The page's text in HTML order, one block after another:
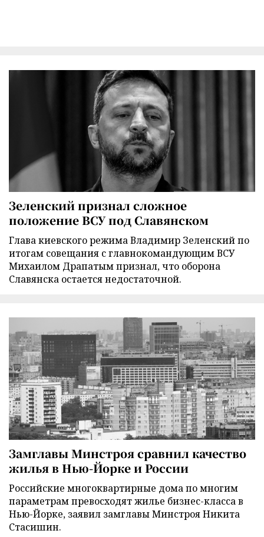
Зеленский признал сложное
положение ВСУ под Славянском
Глава киевского режима Владимир Зеленский по
итогам совещания с главнокомандующим ВСУ
Михаилом Драпатым признал, что оборона
Славянска остается недостаточной.
Замглавы Минстроя сравнил качество
жилья в Нью-Йорке и России
Российские многоквартирные дома по многим
параметрам превосходят жилье бизнес-класса в
Нью-Йорке, заявил замглавы Минстроя Никита
Стасишин.